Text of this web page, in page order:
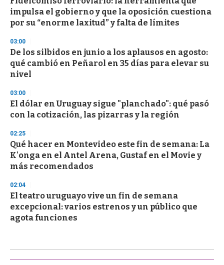
impulsa el gobierno y que la oposición cuestiona
por su “enorme laxitud” y falta de límites
03:00
De los silbidos en junio a los aplausos en agosto:
qué cambió en Peñarol en 35 días para elevar su
nivel
03:00
El dólar en Uruguay sigue "planchado": qué pasó
con la cotización, las pizarras y la región
02:25
Qué hacer en Montevideo este fin de semana: La
K'onga en el Antel Arena, Gustaf en el Movie y
más recomendados
02:04
El teatro uruguayo vive un fin de semana
excepcional: varios estrenos y un público que
agota funciones